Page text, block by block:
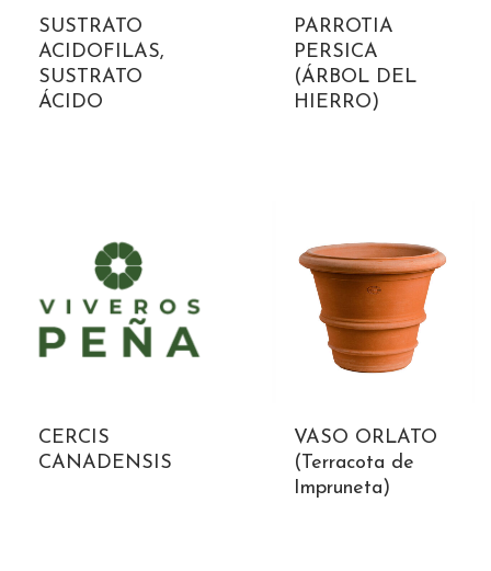
SUSTRATO
ACIDOFILAS,
SUSTRATO
ÁCIDO
PARROTIA
PERSICA
(ÁRBOL DEL
HIERRO)
CERCIS
CANADENSIS
VASO ORLATO
(Terracota de
Impruneta)